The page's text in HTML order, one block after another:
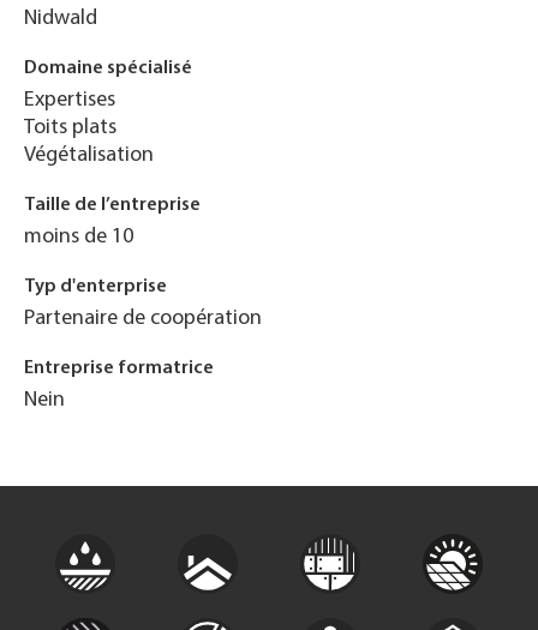
Nidwald
Domaine spécialisé
Expertises
Toits plats
Végétalisation
Taille de l’entreprise
moins de 10
Typ d'enterprise
Partenaire de coopération
Entreprise formatrice
Nein